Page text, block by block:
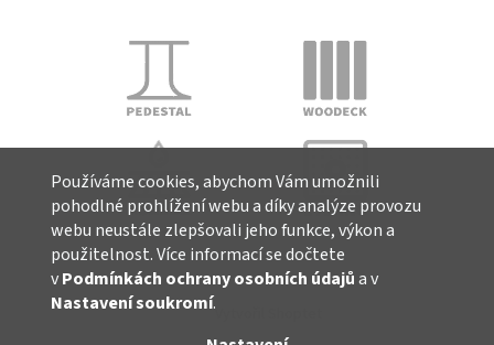
Používáme cookies, abychom Vám umožnili
pohodlné prohlížení webu a díky analýze provozu
webu neustále zlepšovali jeho funkce, výkon a
použitelnost. Více informací se dočtete
vPodmínkách ochrany osobních údajůa v
Nastavení soukromí.Vytvořil Shoptet